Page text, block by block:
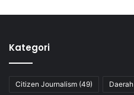
Kategori
Citizen Journalism (49) Daerah